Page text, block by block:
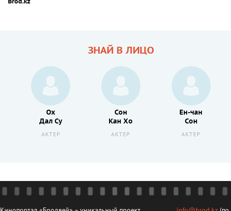
ЗНАЙ В ЛИЦО
Ох
Дал Су
АКТЕР
Сон
Кан Хо
АКТЕР
Ен-чан
Сон
АКТЕР